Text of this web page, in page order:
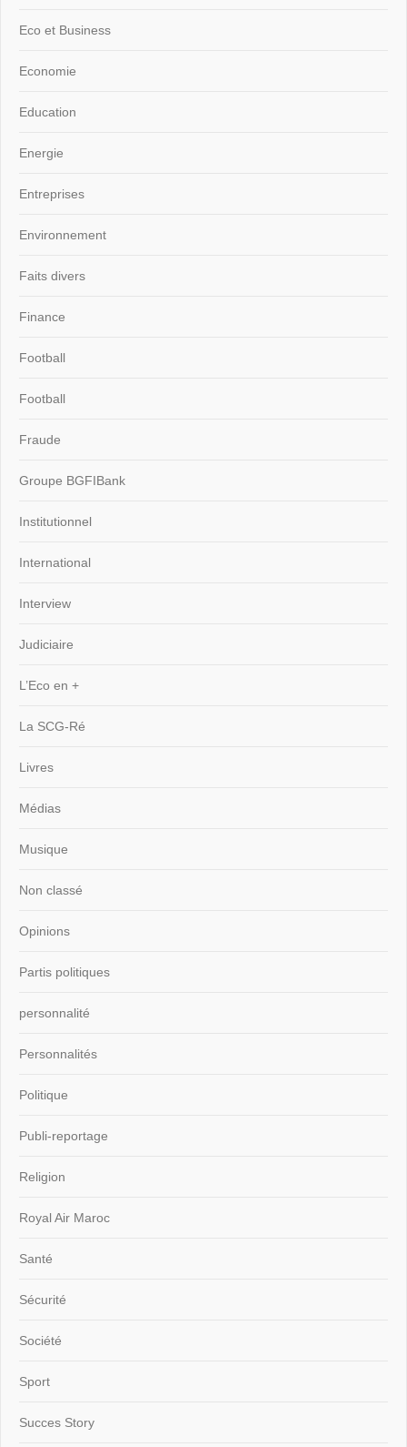
Eco et Business
Economie
Education
Energie
Entreprises
Environnement
Faits divers
Finance
Football
Football
Fraude
Groupe BGFIBank
Institutionnel
International
Interview
Judiciaire
L’Eco en +
La SCG-Ré
Livres
Médias
Musique
Non classé
Opinions
Partis politiques
personnalité
Personnalités
Politique
Publi-reportage
Religion
Royal Air Maroc
Santé
Sécurité
Société
Sport
Succes Story